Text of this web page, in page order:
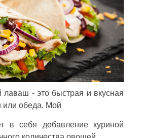
- это быстрая и вкусная
или обеда. Мой
в себя добавление куриной